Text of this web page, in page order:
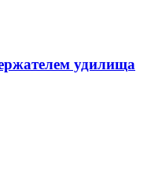
удилища